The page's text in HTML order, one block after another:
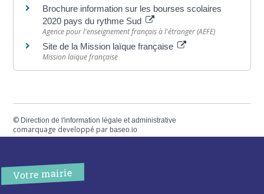
Brochure information sur les bourses scolaires
2020 pays du rythme Sud
Agence pour l'enseignement français à l'étranger (AEFE)
Site de la Mission laïque française
Mission laïque française
© Direction de l'information légale et administrative
comarquage developpé parbaseo.io
Votre mairie